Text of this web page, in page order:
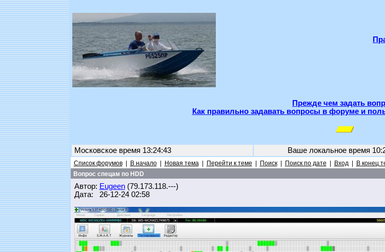
Прежде чем задать
Как правильно задавать вопросы в форуме и
Московское время 13:24:43 Ваше локальное время
Список форумов| В начало| Новая тема| Перейти к теме Поиск| Поиск по дате Вход| В конец
Вопрос спецам по HDD
Автор: Eugeen(79.173.118.---)
Дата: 26-12-24 02:58